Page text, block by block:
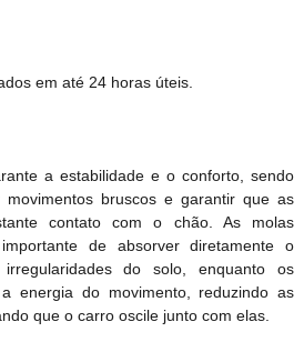
em até 24 horas úteis.
a estabilidade e o conforto, sendo
movimentos bruscos e garantir que as
contato com o chão. As molas
de absorver diretamente o
do solo, enquanto os
energia do movimento, reduzindo as
que o carro oscile junto com elas.